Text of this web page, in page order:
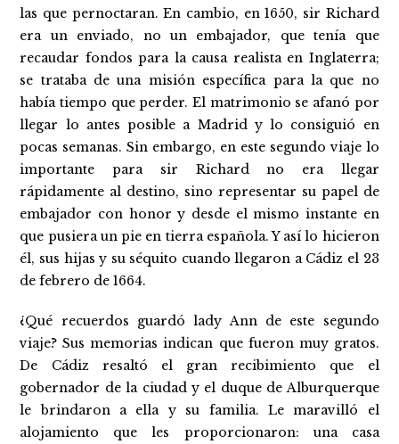
las que pernoctaran. En cambio, en 1650, sir Richard
era un enviado, no un embajador, que tenía que
recaudar fondos para la causa realista en Inglaterra;
se trataba de una misión específica para la que no
había tiempo que perder. El matrimonio se afanó por
llegar lo antes posible a Madrid y lo consiguió en
pocas semanas. Sin embargo, en este segundo viaje lo
importante para sir Richard no era llegar
rápidamente al destino, sino representar su papel de
embajador con honor y desde el mismo instante en
que pusiera un pie en tierra española. Y así lo hicieron
él, sus hijas y su séquito cuando llegaron a Cádiz el 23
de febrero de 1664.
¿Qué recuerdos guardó lady Ann de este segundo
viaje? Sus memorias indican que fueron muy gratos.
De Cádiz resaltó el gran recibimiento que el
gobernador de la ciudad y el duque de Alburquerque
le brindaron a ella y su familia. Le maravilló el
alojamiento que les proporcionaron: una casa